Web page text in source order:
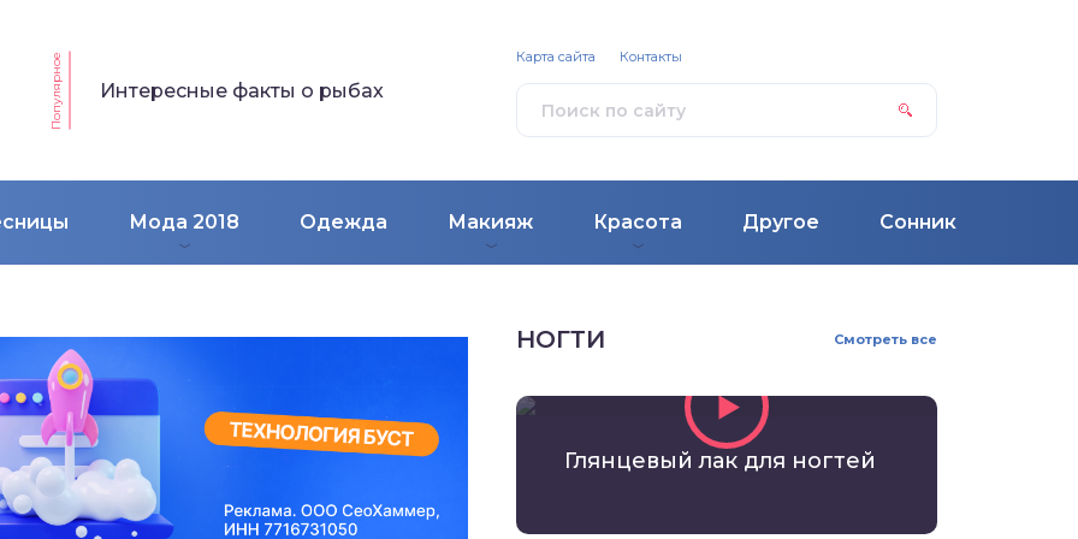
Популярное Интересные факты о рыбах
Мода 2018 Одежда Макияж Красота Другое Сонник
Карта сайта Контакты
НОГТИ Смотреть все
Глянцевый лак для ногтей